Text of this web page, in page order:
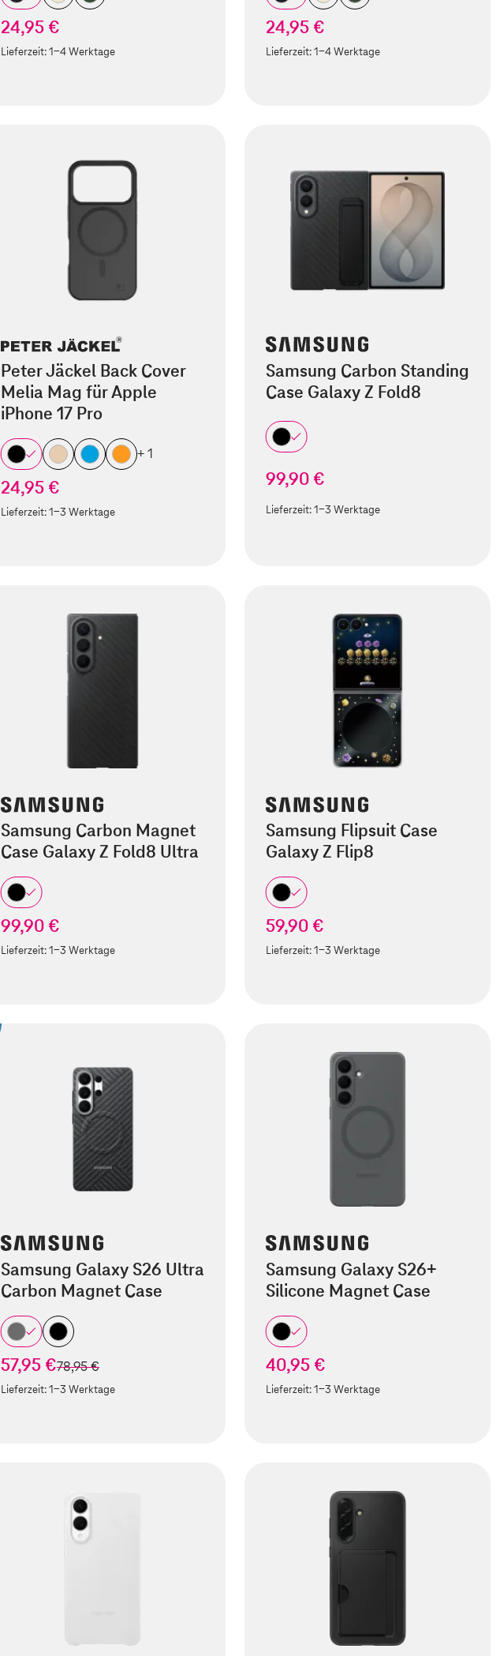
24,95 €
Lieferzeit:1-4 Werktage
24,95 €
Lieferzeit:1-4 Werktage
Peter Jäckel Back Cover
Melia Mag für Apple
iPhone 17 Pro
+ 1
24,95 €
Lieferzeit:1-3 Werktage
Samsung Carbon Standing
Case Galaxy Z Fold8
99,90 €
Lieferzeit:1-3 Werktage
Samsung Carbon Magnet
Case Galaxy Z Fold8 Ultra
99,90 €
Lieferzeit:1-3 Werktage
Samsung Flipsuit Case
Galaxy Z Flip8
59,90 €
Lieferzeit:1-3 Werktage
Samsung Galaxy S26 Ultra
Carbon Magnet Case
57,95 €statt
78,95 €
Lieferzeit:1-3 Werktage
Samsung Galaxy S26+
Silicone Magnet Case
40,95 €
Lieferzeit:1-3 Werktage